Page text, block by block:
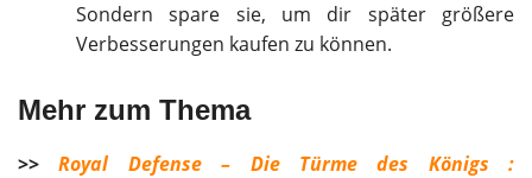
Sondern spare sie, um dir später größere
Verbesserungen kaufen zu können.
Mehr zum Thema
>>Royal Defense – Die Türme des Königs :